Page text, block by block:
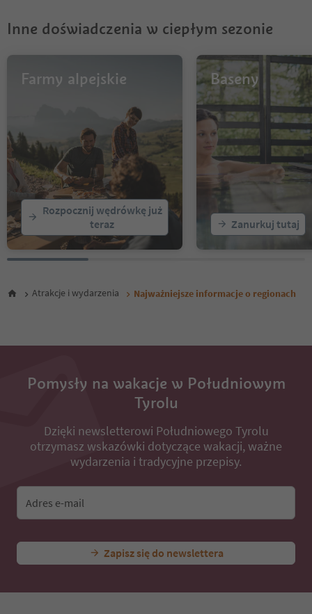
10
12
Inne doświadczenia w ciepłym sezonie
Farmy alpejskie
Rozpocznij wędrówkę już
teraz
Baseny
Zanurkuj tutaj
Atrakcje i wydarzenia Najważniejsze informacje o regionach
Pomysły na wakacje w Południowym
Tyrolu
Dzięki newsletterowi Południowego Tyrolu
otrzymasz wskazówki dotyczące wakacji, ważne
wydarzenia i tradycyjne przepisy.
Adres e-mail
Zapisz się do newslettera